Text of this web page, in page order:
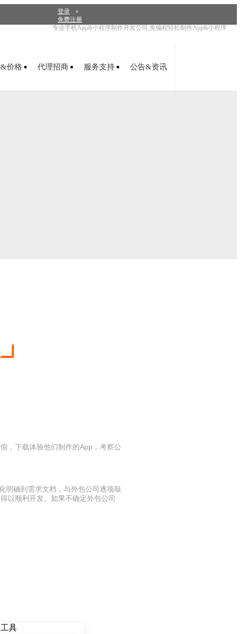
登录
●
免费注册
专业手机App&小程序制作开发公司,免编程轻松制作App&小程序
价格 代理招商 服务支持 公告&资讯
，下载体验他们制作的App，考察公
明确到需求文档，与外包公司逐项敲
以顺利开发。如果不确定外包公司